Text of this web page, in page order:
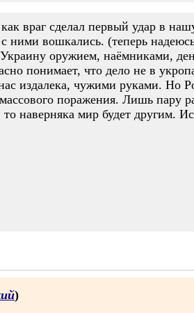
враг сделал первый удар в
вошкались. (теперь
оружием, наёмниками,
понимает, что дело не в
издалека, чужими руками. Но
поражения. Лишь пару
наверняка мир будет другим.
)